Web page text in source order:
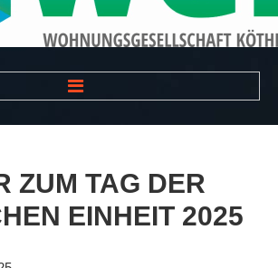
ZUM TAG DER
EINHEIT 2025